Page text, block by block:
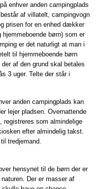
enhver anden campingplads
af villatelt, campingvogn
prisen for en enhed dækker
børn) som er
er det naturligt at man i
til hjemmeboende børn
af den grund skal betales
3 uger. Telte der står i
anden campingplads kan
lejer pladsen. Overnattende
som almindelige
efter almindelig takst.
tredjemand.
hensynet til de børn der er
Der er masser af